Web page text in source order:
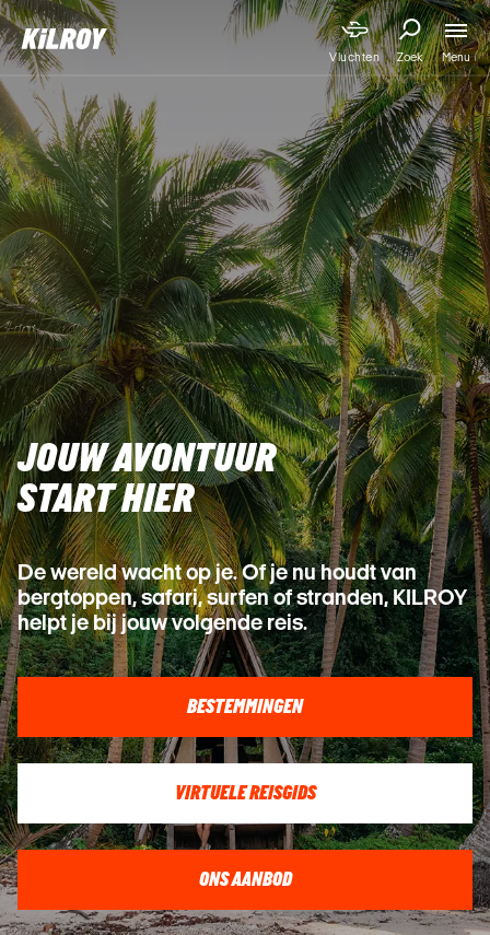
Vluchten Zoek Menu
JOUW AVONTUUR
START HIER
De wereld wacht op je. Of je nu houdt van
bergtoppen, safari, surfen of stranden, KILROY
helpt je bij jouw volgende reis.
BESTEMMINGEN
VIRTUELE REISGIDS
ONS AANBOD